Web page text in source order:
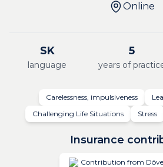
Online
SK
language
5
years of
Carelessness, impulsiveness
Challenging Life Situations
Stress
Insurance
Contribution from